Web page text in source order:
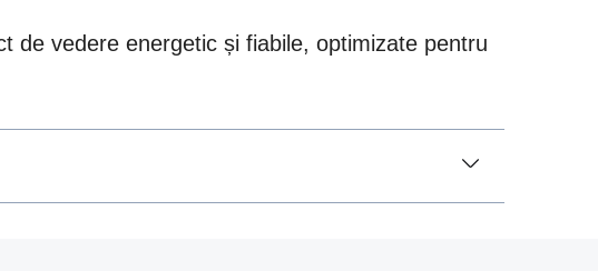
de vedere energetic și fiabile, optimizate pentru